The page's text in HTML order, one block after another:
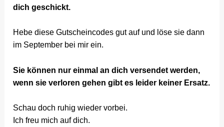
dich geschickt.
Hebe diese Gutscheincodes gut auf und löse sie dann
im September bei mir ein.
Sie können nur einmal an dich versendet werden,
wenn sie verloren gehen gibt es leider keiner Ersatz.
Schau doch ruhig wieder vorbei.
Ich freu mich auf dich.